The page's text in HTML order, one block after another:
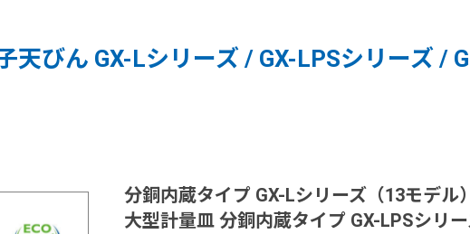
天びん GX-Lシリーズ / GX-LPSシリーズ /
分銅内蔵タイプ GX-Lシリーズ（13モデル）
大型計量皿 分銅内蔵タイプ GX-LPSシリー